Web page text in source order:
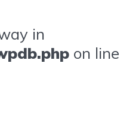
in
on line